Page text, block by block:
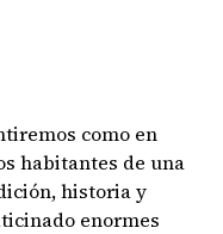
como en
habitantes de una
historia y
enormes